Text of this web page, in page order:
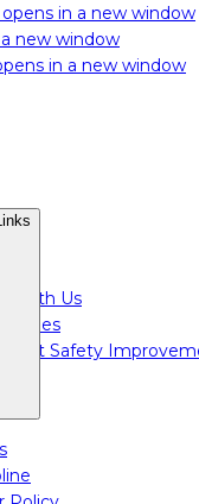
opens in a new window
new window
in a new window
with Us
Safety